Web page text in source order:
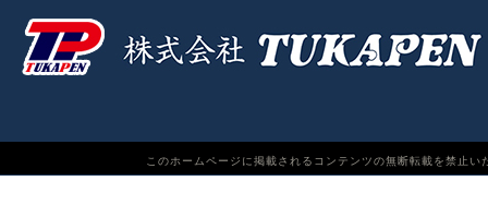
このホームページに掲載されるコンテンツの無断転載を禁